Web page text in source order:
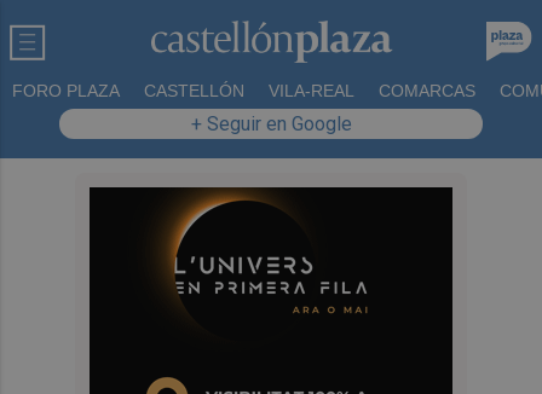
FORO PLAZA CASTELLÓN VILA-REAL COMARCAS
+ Seguir en Google